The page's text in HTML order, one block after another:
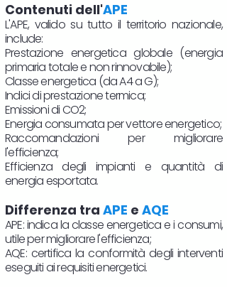
Contenuti dell'APE
L'APE, valido su tutto il territorio nazionale,
include:
Prestazione energetica globale (energia
primaria totale e non rinnovabile);
Classe energetica (da A4 a G);
Indici di prestazione termica;
Emissioni di CO2;
Energia consumata per vettore energetico;
Raccomandazioni per migliorare
l'efficienza;
Efficienza degli impianti e quantità di
energia esportata.
Differenza tra APE e AQE
APE: indica la classe energetica e i consumi,
utile per migliorare l'efficienza;
AQE: certifica la conformità degli interventi
eseguiti ai requisiti energetici.